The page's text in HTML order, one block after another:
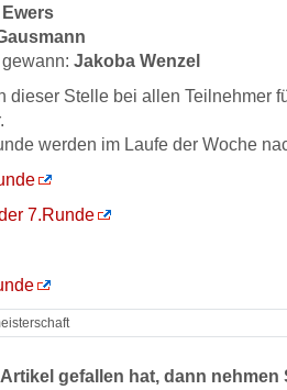
Jakoba Wenzel
dieser Stelle bei allen Teilnehmer
werden im Laufe der Woche
7.Runde
gefallen hat, dann nehmen